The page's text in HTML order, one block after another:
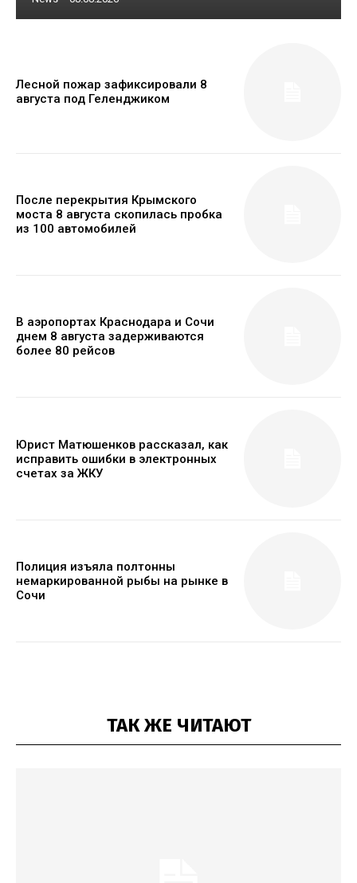
Лесной пожар зафиксировали 8
августа под Геленджиком
После перекрытия Крымского
моста 8 августа скопилась пробка
из 100 автомобилей
В аэропортах Краснодара и Сочи
днем 8 августа задерживаются
более 80 рейсов
Юрист Матюшенков рассказал, как
исправить ошибки в электронных
счетах за ЖКУ
Полиция изъяла полтонны
немаркированной рыбы на рынке в
Сочи
ТАК ЖЕ ЧИТАЮТ